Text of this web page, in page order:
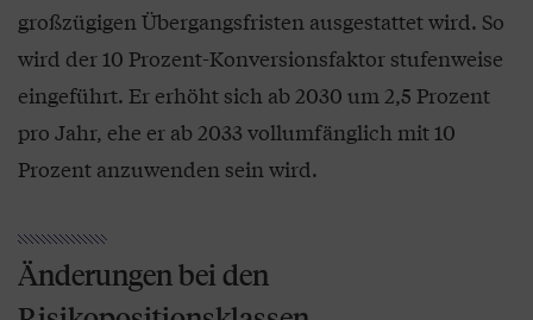
großzügigen Übergangsfristen ausgestattet wird. So
wird der 10 Prozent-Konversionsfaktor stufenweise
eingeführt. Er erhöht sich ab 2030 um 2,5 Prozent
pro Jahr, ehe er ab 2033 vollumfänglich mit 10
Prozent anzuwenden sein wird.
Änderungen bei den